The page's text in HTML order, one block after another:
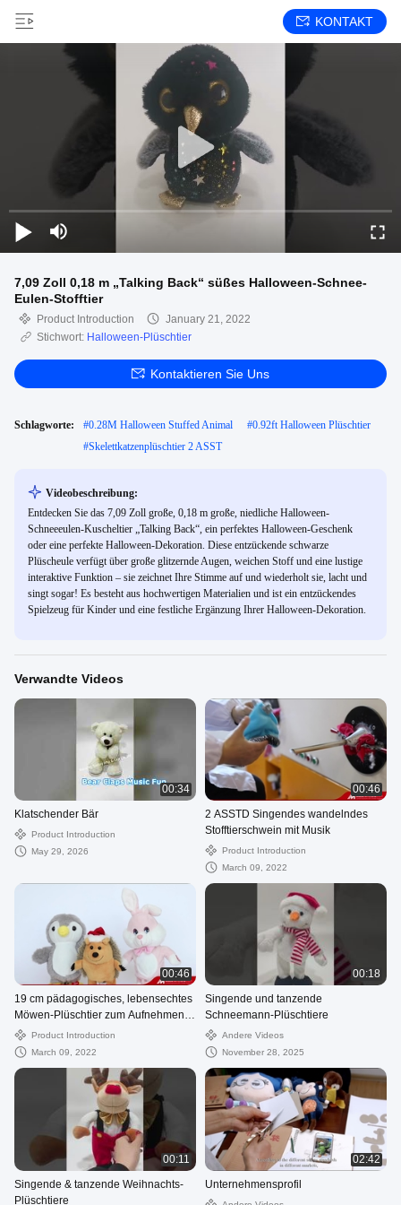
KONTAKT
7,09 Zoll 0,18 m „Talking Back“ süßes Halloween-Schnee-
Eulen-Stofftier
Product Introduction
January 21, 2022
Stichwort: Halloween-Plüschtier
Kontaktieren Sie Uns
Schlagworte: #0.28M Halloween Stuffed Animal #0.92ft Halloween Plüschtier
#Skelettkatzenplüschtier 2 ASST
Videobeschreibung:
Entdecken Sie das 7,09 Zoll große, 0,18 m große, niedliche Halloween-
Schneeeulen-Kuscheltier „Talking Back“, ein perfektes Halloween-Geschenk
oder eine perfekte Halloween-Dekoration. Diese entzückende schwarze
Plüscheule verfügt über große glitzernde Augen, weichen Stoff und eine lustige
interaktive Funktion – sie zeichnet Ihre Stimme auf und wiederholt sie, lacht und
singt sogar! Es besteht aus hochwertigen Materialien und ist ein entzückendes
Spielzeug für Kinder und eine festliche Ergänzung Ihrer Halloween-Dekoration.
Verwandte Videos
00:34
Klatschender Bär
Product Introduction
May 29, 2026
00:46
2 ASSTD Singendes wandelndes
Stofftierschwein mit Musik
Product Introduction
March 09, 2022
00:46
19 cm pädagogisches, lebensechtes
Möwen-Plüschtier zum Aufnehmen
und Sprechen
Product Introduction
March 09, 2022
00:18
Singende und tanzende
Schneemann-Plüschtiere
Andere Videos
November 28, 2025
00:11
Singende & tanzende Weihnachts-
Plüschtiere
02:42
Unternehmensprofil